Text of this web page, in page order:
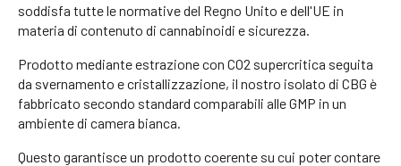
soddisfa tutte le normative del Regno Unito e dell'UE in
materia di contenuto di cannabinoidi e sicurezza.
Prodotto mediante estrazione con CO2 supercritica seguita
da svernamento e cristallizzazione, il nostro isolato di CBG è
fabbricato secondo standard comparabili alle GMP in un
ambiente di camera bianca.
Questo garantisce un prodotto coerente su cui poter contare